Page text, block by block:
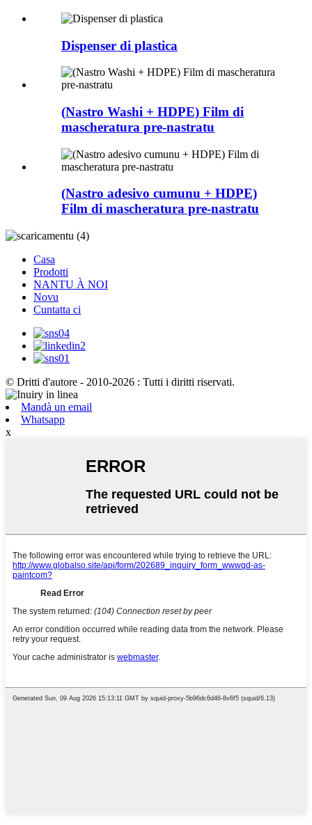
Dispenser di plastica
(Nastro Washi + HDPE) Film di
mascheratura pre-nastratu
(Nastro adesivo cumunu + HDPE)
Film di mascheratura pre-nastratu
Casa
Prodotti
NANTU À NOI
Novu
Cuntatta ci
© Dritti d'autore - 2010-2026 : Tutti i diritti riservati.
Mandà un email
Whatsapp
x